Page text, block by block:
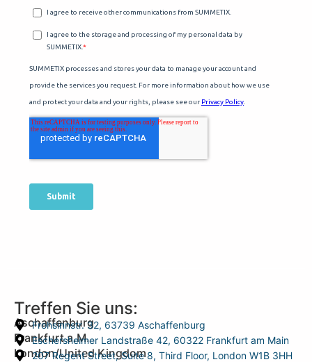
Treffen Sie uns:
Aschaffenburg
Frohsinnstr. 32, 63739 Aschaffenburg
Frankfurt a.M.
Eschersheimer Landstraße 42, 60322 Frankfurt am Main
London/United Kingdom
207 Regent Street, Suite 8, Third Floor, London W1B 3HH